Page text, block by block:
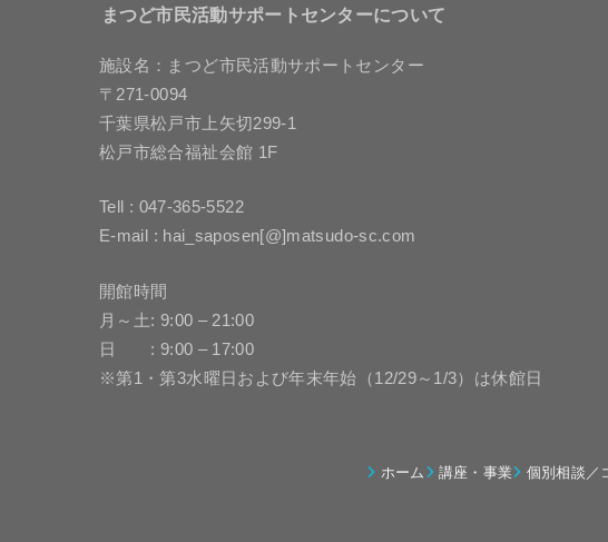
まつど市民活動サポートセンターについて
施設名：まつど市民活動サポートセンター
〒271-0094
千葉県松戸市上矢切299-1
松戸市総合福祉会館 1F
Tell : 047-365-5522
E-mail : hai_saposen[@]matsudo-sc.com
開館時間
月～土: 9:00 – 21:00
日 : 9:00 – 17:00
※第1・第3水曜日および年末年始（12/29～1/3）は休館日
ホーム 講座・事業 個別相談／